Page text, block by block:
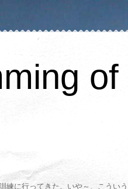
練に行ってきた。いや～、こうい